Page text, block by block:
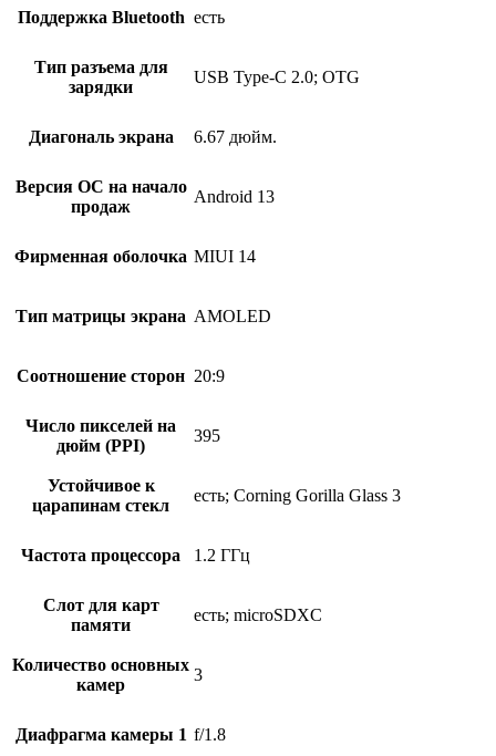
Поддержка Bluetooth есть
Тип разъема для
зарядки
USB Type-C 2.0; OTG
Диагональ экрана 6.67 дюйм.
Версия ОС на начало
продаж
Android 13
Фирменная оболочка MIUI 14
Тип матрицы экрана AMOLED
Соотношение сторон 20:9
Число пикселей на
дюйм (PPI)
395
Устойчивое к
царапинам стекл
есть; Corning Gorilla Glass 3
Частота процессора 1.2 ГГц
Слот для карт
памяти
есть; microSDXC
Количество основных
камер
3
Диафрагма камеры 1 f/1.8